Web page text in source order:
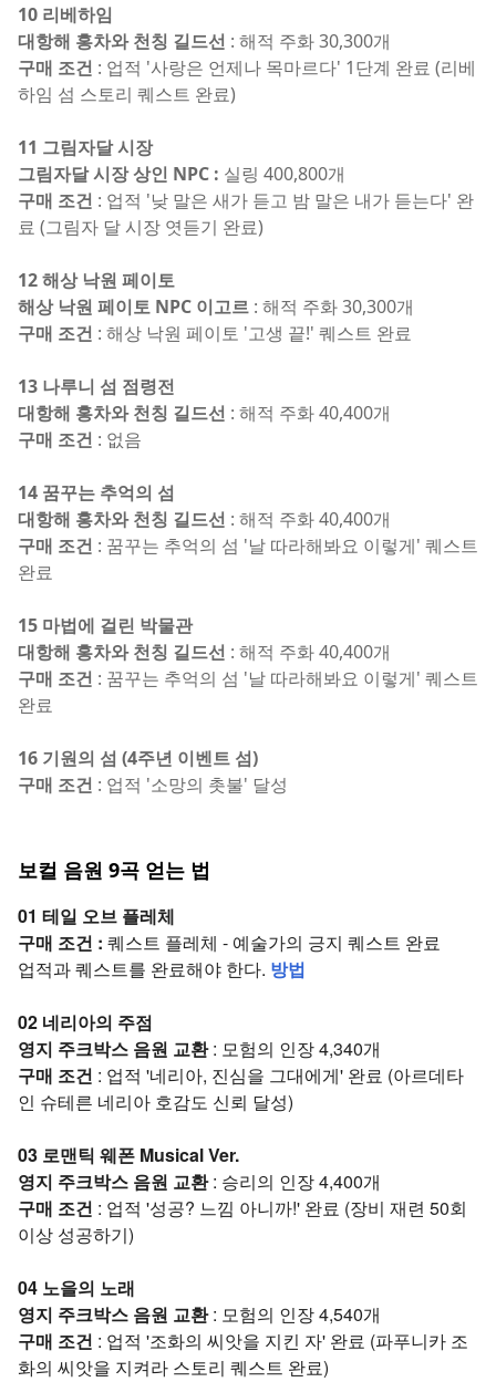
10 리베하임
대항해 홍차와 천칭 길드선 : 해적 주화 30,300개
구매 조건 : 업적 '사랑은 언제나 목마르다' 1단계 완료 (리베
하임 섬 스토리 퀘스트 완료)
11 그림자달 시장
그림자달 시장 상인 NPC : 실링 400,800개
구매 조건 : 업적 '낮 말은 새가 듣고 밤 말은 내가 듣는다' 완
료 (그림자 달 시장 엿듣기 완료)
12 해상 낙원 페이토
해상 낙원 페이토 NPC 이고르 : 해적 주화 30,300개
구매 조건 : 해상 낙원 페이토 '고생 끝!' 퀘스트 완료
13 나루니 섬 점령전
대항해 홍차와 천칭 길드선 : 해적 주화 40,400개
구매 조건 : 없음
14 꿈꾸는 추억의 섬
대항해 홍차와 천칭 길드선 : 해적 주화 40,400개
구매 조건 : 꿈꾸는 추억의 섬 '날 따라해봐요 이렇게' 퀘스트
완료
15 마법에 걸린 박물관
대항해 홍차와 천칭 길드선 : 해적 주화 40,400개
구매 조건 : 꿈꾸는 추억의 섬 '날 따라해봐요 이렇게' 퀘스트
완료
16 기원의 섬 (4주년 이벤트 섬)
구매 조건 : 업적 '소망의 촛불' 달성
보컬 음원 9곡 얻는 법
01 테일 오브 플레체
구매 조건 : 퀘스트 플레체 - 예술가의 긍지 퀘스트 완료
업적과 퀘스트를 완료해야 한다. 방법
02 네리아의 주점
영지 주크박스 음원 교환: 모험의 인장 4,340개
구매 조건 : 업적 '네리아, 진심을 그대에게' 완료 (아르데타
인 슈테른 네리아 호감도 신뢰 달성)
03 로맨틱 웨폰 Musical Ver.
영지 주크박스 음원 교환: 승리의 인장 4,400개
구매 조건 : 업적 '성공? 느낌 아니까!' 완료 (장비 재련 50회
이상 성공하기)
04 노을의 노래
영지 주크박스 음원 교환: 모험의 인장 4,540개
구매 조건 : 업적 '조화의 씨앗을 지킨 자' 완료 (파푸니카 조
화의 씨앗을 지켜라 스토리 퀘스트 완료)